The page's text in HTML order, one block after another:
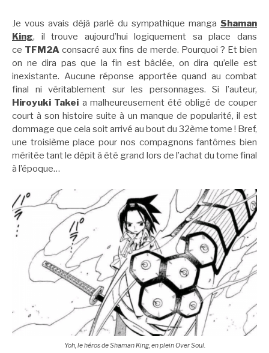
Je vous avais déjà parlé du sympathique manga Shaman
King, il trouve aujourd’hui logiquement sa place dans
ce TFM2A consacré aux fins de merde. Pourquoi ? Et bien
on ne dira pas que la fin est bâclée, on dira qu’elle est
inexistante. Aucune réponse apportée quand au combat
final ni véritablement sur les personnages. Si l’auteur,
Hiroyuki Takei a malheureusement été obligé de couper
court à son histoire suite à un manque de popularité, il est
dommage que cela soit arrivé au bout du 32ème tome ! Bref,
une troisième place pour nos compagnons fantômes bien
méritée tant le dépit à été grand lors de l’achat du tome final
à l’époque…
Yoh, le héros de Shaman King, en plein Over Soul.